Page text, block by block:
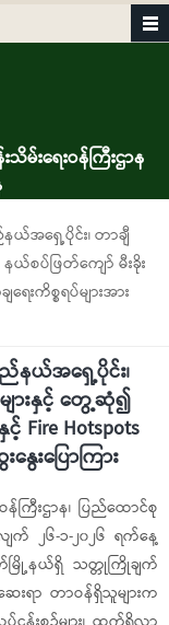
းရေးဝန်ကြီးဌာန
နယ်အရှေ့ပိုင်း၊ တာချီ
ယ်စပ်ဖြတ်ကျော် မီးခိုး
ေးကိစ္စရပ်များအား
ည်နယ်အရှေ့ပိုင်း၊
ျားနှင့် တွေ့ဆုံ၍
Fire Hotspots
နွေးပြောကြား
ြီးဌာန၊ ပြည်ထောင်စု
ျက် ၂၆-၁-၂၀၂၆ ရက်နေ့
မြို့နယ်ရှိ သတ္တုကြိုချက်
ရာ တာဝန်ရှိသူများက